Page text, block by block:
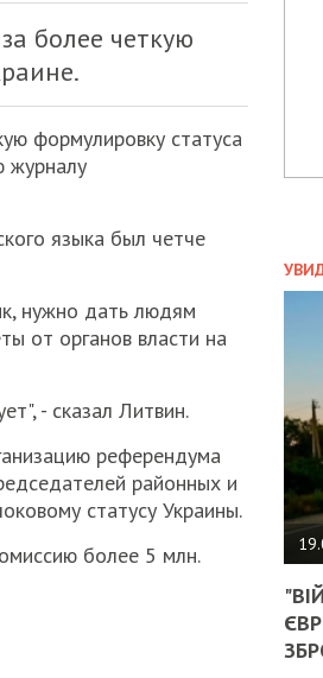
более четкую
формулировку статуса
журналу
языка был четче
нужно дать людям
от органов власти на
- сказал Литвин.
референдума
районных и
статусу Украины.
более 5 млн.
НА